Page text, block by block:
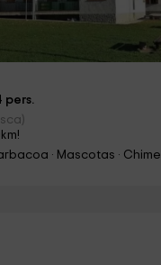
pers.